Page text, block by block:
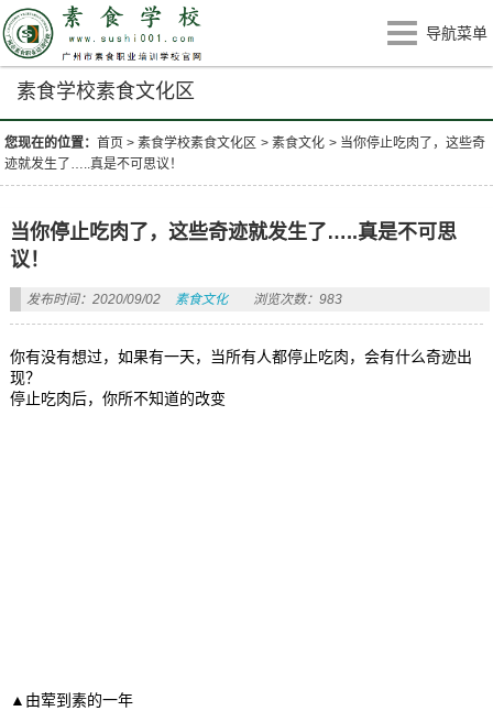
导航菜单
素食学校素食文化区
您现在的位置：首页 >素食学校素食文化区 >素食文化 > 当你停止吃肉了，这些奇
迹就发生了…..真是不可思议！
当你停止吃肉了，这些奇迹就发生了…..真是不可思
议！
发布时间：2020/09/02 素食文化 浏览次数：983
你有没有想过，如果有一天，当所有人都停止吃肉，会有什么奇迹出
现？
停止吃肉后，你所不知道的改变
▲由荤到素的一年